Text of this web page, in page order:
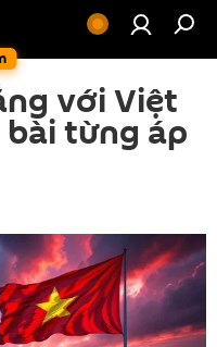
với Việt
từng áp